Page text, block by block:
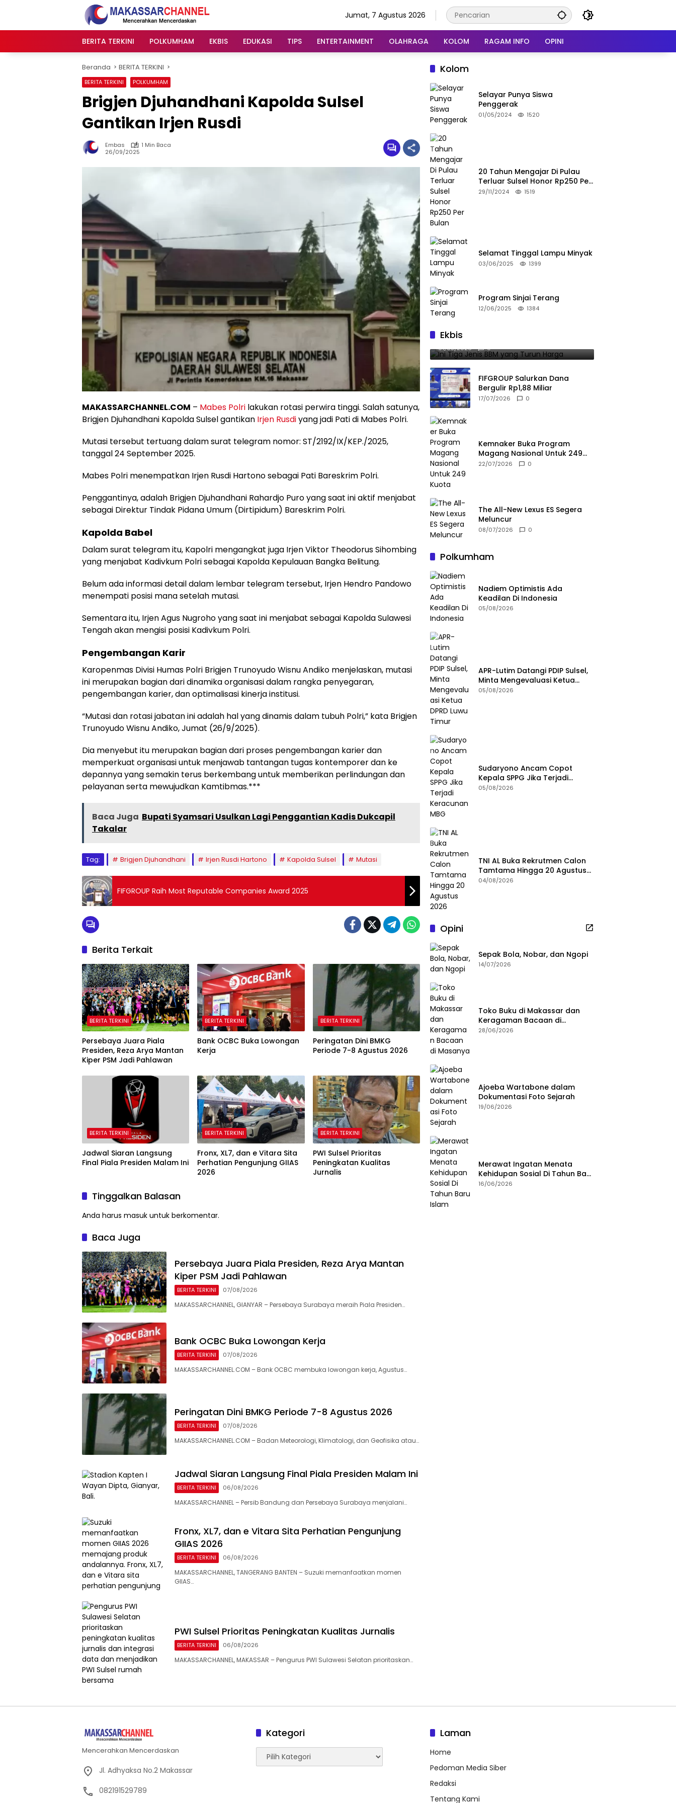
Jumat, 7 Agustus 2026
BERITA TERKINI POLKUMHAM EKBIS EDUKASI TIPS ENTERTAINMENT OLAHRAGA KOLOM RAGAM INFO OPINI
Beranda BERITA TERKINI
BERITA TERKINI POLKUMHAM
Brigjen Djuhandhani Kapolda Sulsel
Gantikan Irjen Rusdi
Embas
1 Min Baca
26/09/2025
MAKASSARCHANNEL.COM – Mabes Polri lakukan rotasi perwira tinggi. Salah satunya,
Brigjen Djuhandhani Kapolda Sulsel gantikan Irjen Rusdiyang jadi Pati di Mabes Polri.
Mutasi tersebut tertuang dalam surat telegram nomor: ST/2192/IX/KEP./2025,
tanggal 24 September 2025.
Mabes Polri menempatkan Irjen Rusdi Hartono sebagai Pati Bareskrim Polri.
Penggantinya, adalah Brigjen Djuhandhani Rahardjo Puro yang saat ini aktif menjabat
sebagai Direktur Tindak Pidana Umum (Dirtipidum) Bareskrim Polri.
Kapolda Babel
Dalam surat telegram itu, Kapolri mengangkat juga Irjen Viktor Theodorus Sihombing
yang menjabat Kadivkum Polri sebagai Kapolda Kepulauan Bangka Belitung.
Belum ada informasi detail dalam lembar telegram tersebut, Irjen Hendro Pandowo
menempati posisi mana setelah mutasi.
Sementara itu, Irjen Agus Nugroho yang saat ini menjabat sebagai Kapolda Sulawesi
Tengah akan mengisi posisi Kadivkum Polri.
Pengembangan Karir
Karopenmas Divisi Humas Polri Brigjen Trunoyudo Wisnu Andiko menjelaskan, mutasi
ini merupakan bagian dari dinamika organisasi dalam rangka penyegaran,
pengembangan karier, dan optimalisasi kinerja institusi.
“Mutasi dan rotasi jabatan ini adalah hal yang dinamis dalam tubuh Polri,” kata Brigjen
Trunoyudo Wisnu Andiko, Jumat (26/9/2025).
Dia menyebut itu merupakan bagian dari proses pengembangan karier dan
memperkuat organisasi untuk menjawab tantangan tugas kontemporer dan ke
depannya yang semakin terus berkembang untuk memberikan perlindungan dan
pelayanan serta mewujudkan Kamtibmas.***
Baca Juga Bupati Syamsari Usulkan Lagi Penggantian Kadis Dukcapil
Takalar
Tag: Brigjen Djuhandhani Irjen Rusdi Hartono Kapolda Sulsel Mutasi
FIFGROUP Raih Most Reputable Companies Award 2025
Berita Terkait
BERITA TERKINI
Persebaya Juara Piala
Presiden, Reza Arya Mantan
Kiper PSM Jadi Pahlawan
BERITA TERKINI
Bank OCBC Buka Lowongan
Kerja
BERITA TERKINI
Peringatan Dini BMKG
Periode 7-8 Agustus 2026
BERITA TERKINI
Jadwal Siaran Langsung
Final Piala Presiden Malam Ini
BERITA TERKINI
Fronx, XL7, dan e Vitara Sita
Perhatian Pengunjung GIIAS
2026
BERITA TERKINI
PWI Sulsel Prioritas
Peningkatan Kualitas
Jurnalis
Tinggalkan Balasan
Anda harus masuk untuk berkomentar.
Baca Juga
Persebaya Juara Piala Presiden, Reza Arya Mantan
Kiper PSM Jadi Pahlawan
BERITA TERKINI 07/08/2026
MAKASSARCHANNEL, GIANYAR – Persebaya Surabaya meraih Piala Presiden…
Bank OCBC Buka Lowongan Kerja
BERITA TERKINI 07/08/2026
MAKASSARCHANNEL.COM – Bank OCBC membuka lowongan kerja, Agustus…
Peringatan Dini BMKG Periode 7-8 Agustus 2026
BERITA TERKINI 07/08/2026
MAKASSARCHANNEL.COM – Badan Meteorologi, Klimatologi, dan Geofisika atau…
Jadwal Siaran Langsung Final Piala Presiden Malam Ini
BERITA TERKINI 06/08/2026
MAKASSARCHANNEL – Persib Bandung dan Persebaya Surabaya menjalani…
Fronx, XL7, dan e Vitara Sita Perhatian Pengunjung
GIIAS 2026
BERITA TERKINI 06/08/2026
MAKASSARCHANNEL, TANGERANG BANTEN – Suzuki memanfaatkan momen
GIIAS…
PWI Sulsel Prioritas Peningkatan Kualitas Jurnalis
BERITA TERKINI 06/08/2026
MAKASSARCHANNEL, MAKASSAR – Pengurus PWI Sulawesi Selatan prioritaskan…
Kolom
Selayar Punya Siswa
Penggerak
01/05/2024 1520
20 Tahun Mengajar Di Pulau
Terluar Sulsel Honor Rp250 Per
Bulan
29/11/2024 1519
Selamat Tinggal Lampu Minyak
03/06/2025 1399
Program Sinjai Terang
12/06/2025 1384
Ekbis
Ini Tiga Jenis BBM yang Turun Harga
01/08/2026 0
FIFGROUP Salurkan Dana
Bergulir Rp1,88 Miliar
17/07/2026 0
Kemnaker Buka Program
Magang Nasional Untuk 249
Kuota
22/07/2026 0
The All-New Lexus ES Segera
Meluncur
08/07/2026 0
Polkumham
Nadiem Optimistis Ada
Keadilan Di Indonesia
05/08/2026
APR-Lutim Datangi PDIP Sulsel,
Minta Mengevaluasi Ketua
DPRD Luwu Timur
05/08/2026
Sudaryono Ancam Copot
Kepala SPPG Jika Terjadi
Keracunan MBG
05/08/2026
TNI AL Buka Rekrutmen Calon
Tamtama Hingga 20 Agustus
2026
04/08/2026
Opini
Sepak Bola, Nobar, dan Ngopi
14/07/2026
Toko Buku di Makassar dan
Keragaman Bacaan di
Masanya
28/06/2026
Ajoeba Wartabone dalam
Dokumentasi Foto Sejarah
19/06/2026
Merawat Ingatan Menata
Kehidupan Sosial Di Tahun Baru
Islam
16/06/2026
Mencerahkan Mencerdaskan
Jl. Adhyaksa No.2 Makassar
082191529789
Kategori
Kategori
Laman
Home
Pedoman Media Siber
Redaksi
Tentang Kami